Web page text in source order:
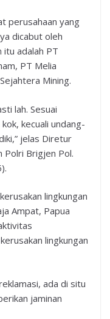
perusahaan yang
dicabut oleh
adalah PT
PT Melia
Mining.
lah. Sesuai
kecuali undang-
jelas Diretur
Polri Brigjen Pol.
lingkungan
Ampat, Papua
lingkungan
ada di situ
jaminan